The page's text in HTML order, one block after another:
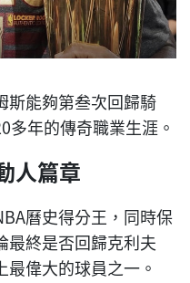
斯能夠第叁次回歸騎
多年的傳奇職業生涯。
人篇章
曆史得分王，同時保
最終是否回歸克利夫
偉大的球員之一。